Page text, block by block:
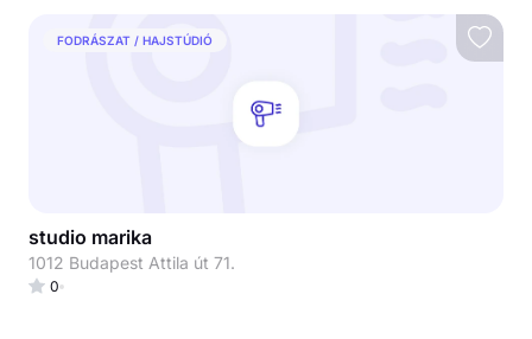
FODRÁSZAT / HAJSTÚDIÓ
studio marika
1012 Budapest Attila út 71.
0